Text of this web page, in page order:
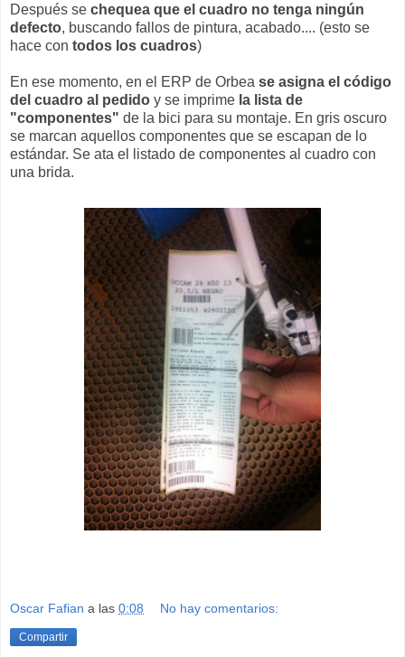
Después se chequea que el cuadro no tenga ningún
defecto, buscando fallos de pintura, acabado.... (esto se
hace con todos los cuadros)
En ese momento, en el ERP de Orbea se asigna el código
del cuadro al pedido y se imprime la lista de
"componentes" de la bici para su montaje. En gris oscuro
se marcan aquellos componentes que se escapan de lo
estándar. Se ata el listado de componentes al cuadro con
una brida.
Oscar Fafian a las 0:08 No hay comentarios:
Compartir